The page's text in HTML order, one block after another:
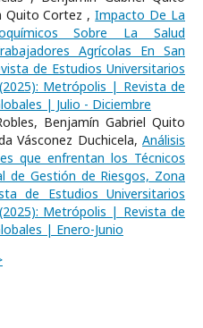
Quito Cortez ,Impacto De La
Sobre La Salud
Agrícolas En San
de Estudios Universitarios
Metrópolis | Revista de
| Julio - Diciembre
Benjamín Gabriel Quito
Vásconez Duchicela, Análisis
que enfrentan los Técnicos
de Gestión de Riesgos, Zona
de Estudios Universitarios
Metrópolis | Revista de
| Enero-Junio